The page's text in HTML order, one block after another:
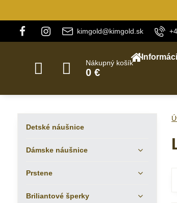
kimgold@kimgold.sk
Nákupný košík
0 €
Detské náušnice
Dámske náušnice
Prstene
Briliantové šperky